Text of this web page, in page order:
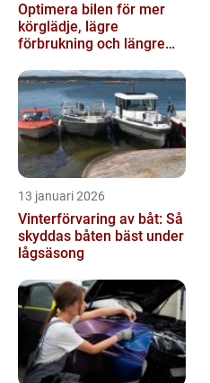
Optimera bilen för mer
körglädje, lägre
förbrukning och längre
13 januari 2026
Vinterförvaring av båt: Så
skyddas båten bäst under
lågsäsong